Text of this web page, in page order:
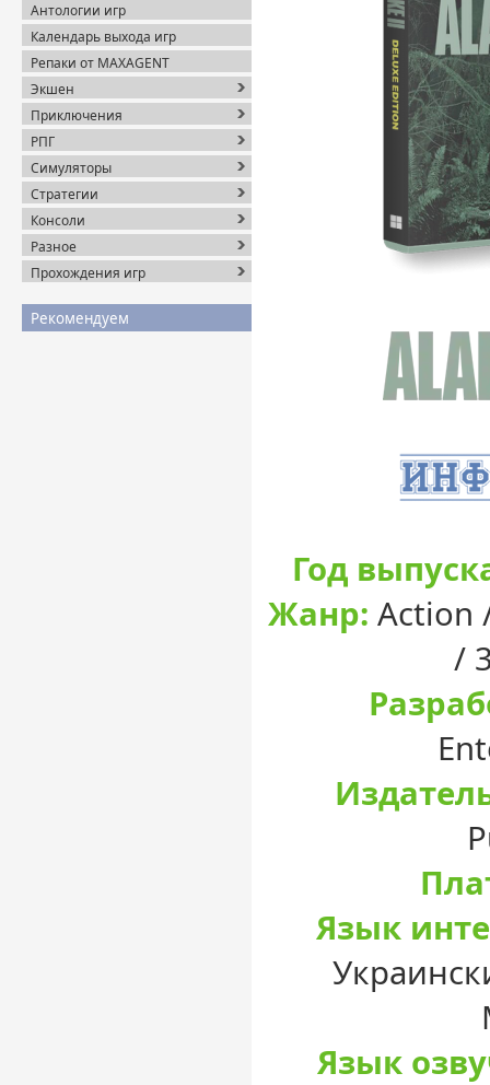
Антологии игр
Календарь выхода игр
Репаки от MAXAGENT
Экшен
Приключения
РПГ
Симуляторы
Стратегии
Консоли
Разное
Прохождения игр
Рекомендуем
Год
Жанр: Action
/
Язык
Язык